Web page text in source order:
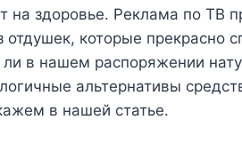
на здоровье. Реклама по ТВ
отдушек, которые прекрасно
ли в нашем распоряжении
альтернативы
в нашей статье.